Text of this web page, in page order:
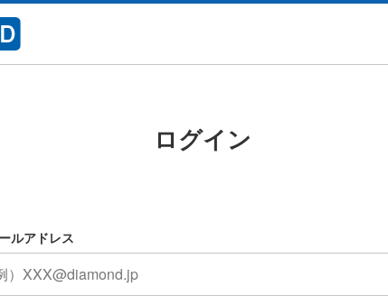
ログイン
ルアドレス